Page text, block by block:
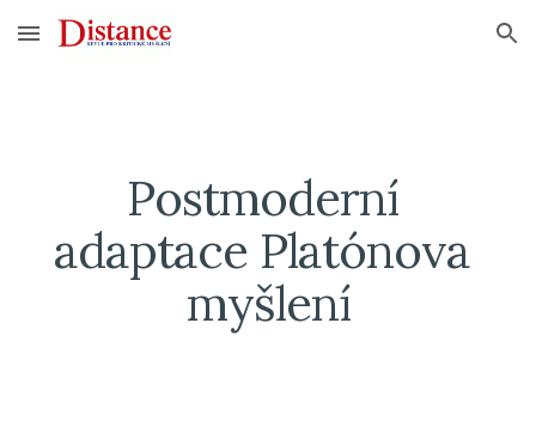
Skip to main content Skip to navigation
Postmoderní
adaptace Platónova
myšlení